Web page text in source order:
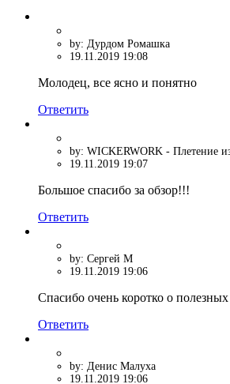
by: Дурдом Ромашка
19.11.2019 19:08
Молодец, все ясно и понятно
Ответить
by: WICKERWORK - Плетение
19.11.2019 19:07
Большое спасибо за обзор!!!
Ответить
by: Сергей М
19.11.2019 19:06
Спасибо очень коротко о
Ответить
by: Денис Малуха
19.11.2019 19:06